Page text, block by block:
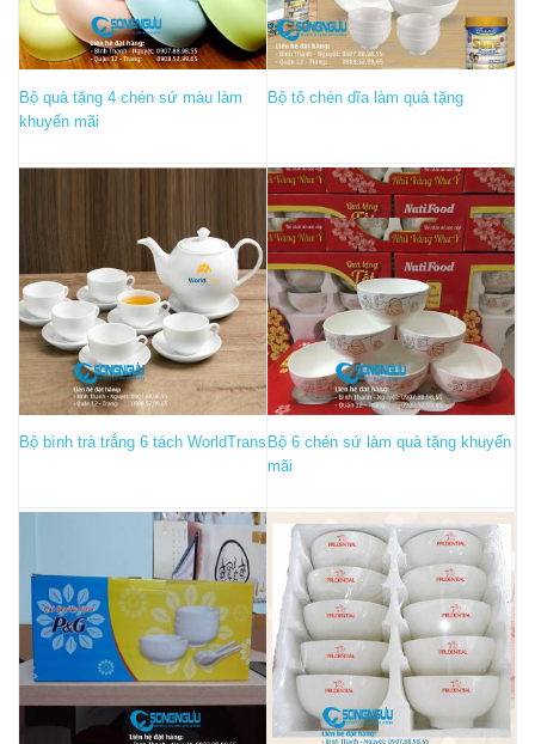
Bộ quà tặng 4 chén sứ màu làm
khuyến mãi
Bộ tô chén dĩa làm quà tặng
Bộ bình trà trắng 6 tách WorldTrans Bộ 6 chén sứ làm quà tặng khuyến
mãi